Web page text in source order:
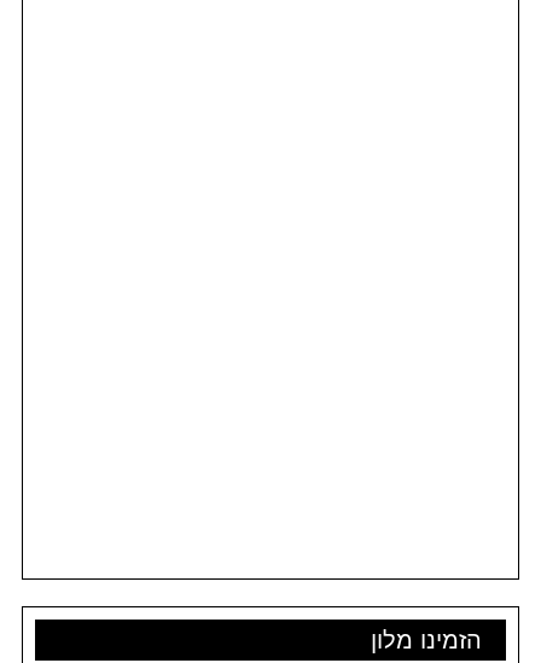
הזמינו מלון